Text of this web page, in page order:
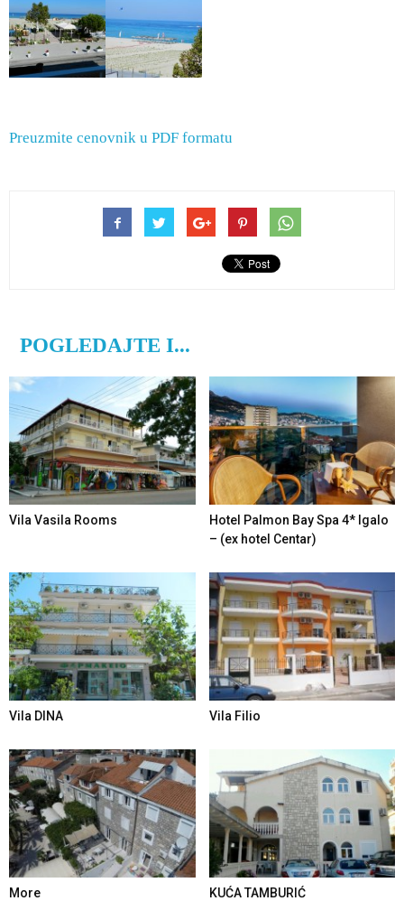
Preuzmite cenovnik u PDF formatu
POGLEDAJTE I...
Vila Vasila Rooms
Hotel Palmon Bay Spa 4* Igalo
– (ex hotel Centar)
Vila DINA Vila Filio
More KUĆA TAMBURIĆ